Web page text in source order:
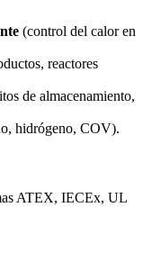
(control del calor en
reactores
de almacenamiento,
hidrógeno, COV).
ATEX, IECEx, UL